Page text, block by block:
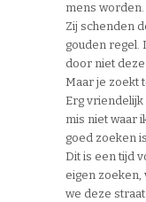
mens worden.
Zij schenden
gouden regel.
door niet
Maar je zoekt
Erg vriendelijk
mis niet waar
goed zoeken
Dit is een tijd
eigen zoeken,
we deze